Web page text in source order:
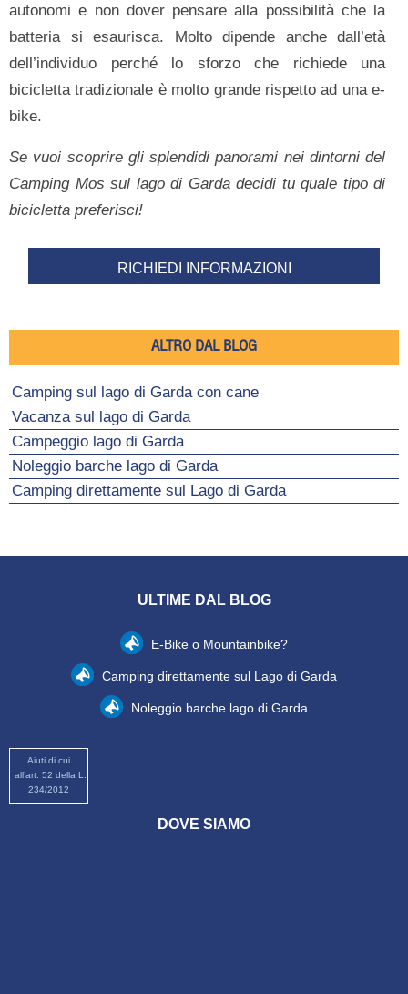
autonomi e non dover pensare alla possibilità che la
batteria si esaurisca. Molto dipende anche dall’età
dell’individuo perché lo sforzo che richiede una
bicicletta tradizionale è molto grande rispetto ad una e-
bike.
Se vuoi scoprire gli splendidi panorami nei dintorni del
Camping Mos sul lago di Garda decidi tu quale tipo di
bicicletta preferisci!
RICHIEDI INFORMAZIONI
ALTRO DAL BLOG
Camping sul lago di Garda con cane
Vacanza sul lago di Garda
Campeggio lago di Garda
Noleggio barche lago di Garda
Camping direttamente sul Lago di Garda
ULTIME DAL BLOG
E-Bike o Mountainbike?
Camping direttamente sul Lago di Garda
Noleggio barche lago di Garda
Aiuti di cui
all’art. 52 della L.
234/2012
DOVE SIAMO